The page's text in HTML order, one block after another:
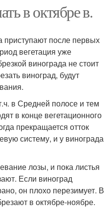
в октябре в.
приступают после первых
вегетация уже
винограда не стоит
виноград, будут
в Средней полосе и тем
в конце вегетационного
прекращается отток
систему, и у винограда
лозы, и пока листья
Если виноград
он плохо перезимует. В
в октябре-ноябре.